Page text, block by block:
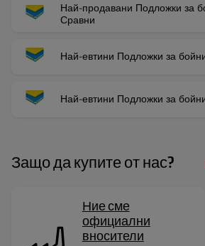
Най-продавани Подложки за
Сравни
Най-евтини Подложки за
Най-евтини Подложки за
Защо да купите от нас?
Ние сме
официални
вносители